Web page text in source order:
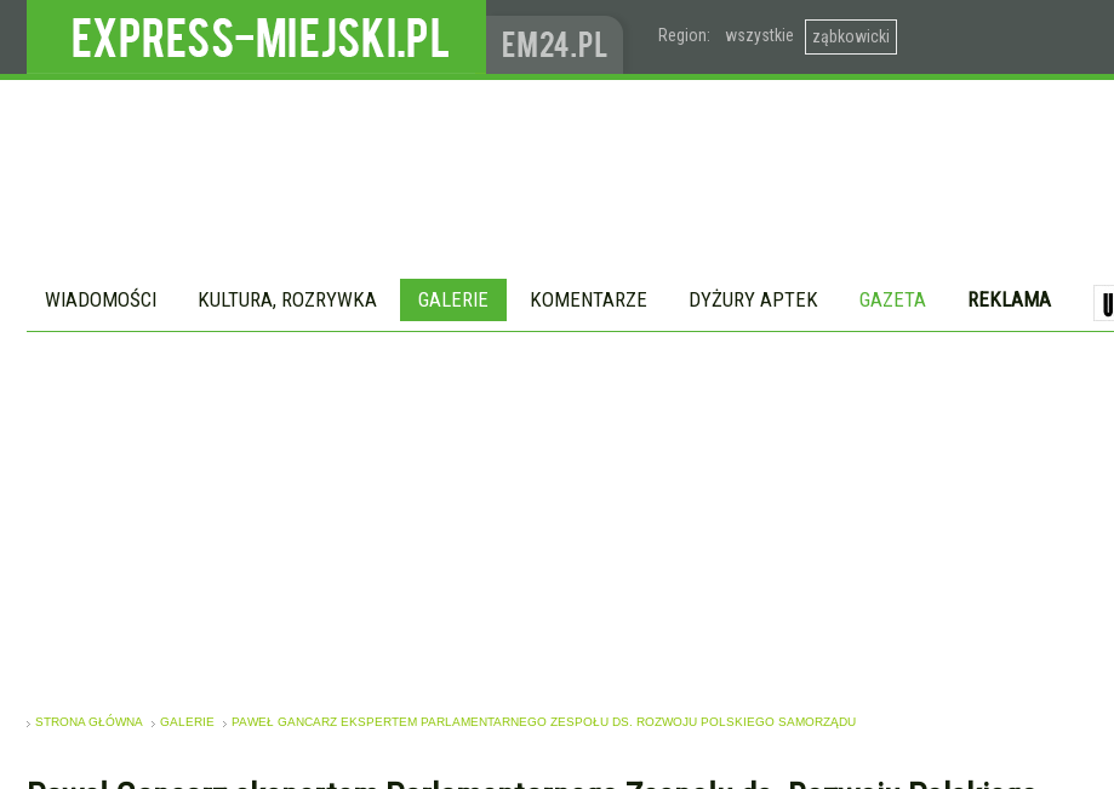
Region: wszystkie ząbkowicki
WIADOMOŚCI KULTURA, ROZRYWKA GALERIE KOMENTARZE DYŻURY APTEK GAZETA REKLAMA
STRONA GŁÓWNA GALERIE PAWEŁ GANCARZ EKSPERTEM PARLAMENTARNEGO ZESPOŁU DS. ROZWOJU POLSKIEGO SAMORZĄDU